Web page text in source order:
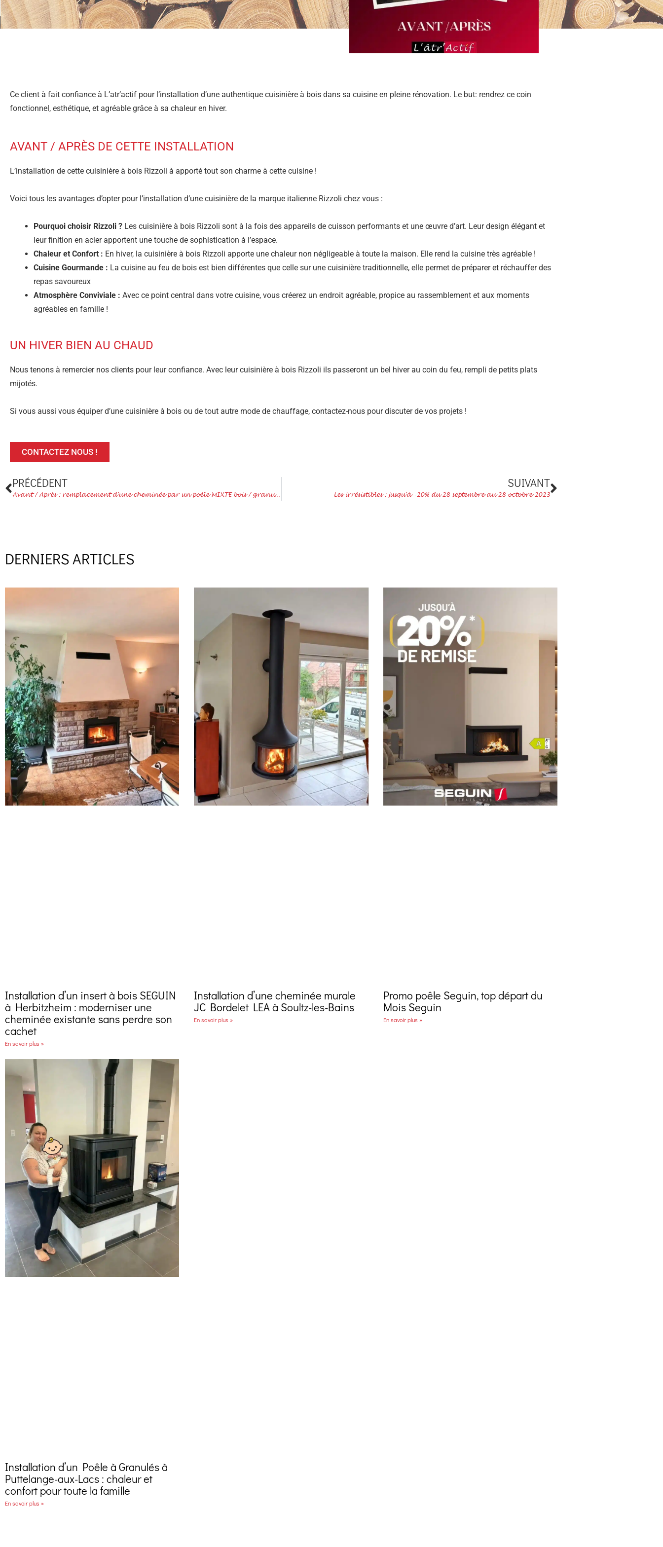
Ce client à fait confiance à L’atr’actif pour l’installation d’une authentique cuisinière à bois dans sa cuisine en pleine rénovation. Le but: rendrez ce coin
fonctionnel, esthétique, et agréable grâce à sa chaleur en hiver.
AVANT / APRÈS DE CETTE INSTALLATION
L’installation de cette cuisinière à bois Rizzoli à apporté tout son charme à cette cuisine !
Voici tous les avantages d’opter pour l’installation d’une cuisinière de la marque italienne Rizzoli chez vous :
Pourquoi choisir Rizzoli ? Les cuisinière à bois Rizzoli sont à la fois des appareils de cuisson performants et une œuvre d’art. Leur design élégant et
leur finition en acier apportent une touche de sophistication à l’espace.
Chaleur et Confort : En hiver, la cuisinière à bois Rizzoli apporte une chaleur non négligeable à toute la maison. Elle rend la cuisine très agréable !
Cuisine Gourmande : La cuisine au feu de bois est bien différentes que celle sur une cuisinière traditionnelle, elle permet de préparer et réchauffer des
repas savoureux
Atmosphère Conviviale : Avec ce point central dans votre cuisine, vous créerez un endroit agréable, propice au rassemblement et aux moments
agréables en famille !
UN HIVER BIEN AU CHAUD
Nous tenons à remercier nos clients pour leur confiance. Avec leur cuisinière à bois Rizzoli ils passeront un bel hiver au coin du feu, rempli de petits plats
mijotés.
Si vous aussi vous équiper d’une cuisinière à bois ou de tout autre mode de chauffage, contactez-nous pour discuter de vos projets !
CONTACTEZ NOUS !
Précédent
PRÉCÉDENT
Avant / Après : remplacement d’une cheminée par un poêle MIXTE bois / granulés
SUIVANT
Les irrésistibles : jusqu’à -20% du 28 septembre au 28 octobre 2023
Suivant
DERNIERS ARTICLES
Installation d’un insert à bois SEGUIN
à Herbitzheim : moderniser une
cheminée existante sans perdre son
cachet
En savoir plus »
Installation d’une cheminée murale
JC Bordelet LEA à Soultz-les-Bains
En savoir plus »
Promo poêle Seguin, top départ du
Mois Seguin
En savoir plus »
Installation d’un Poêle à Granulés à
Puttelange-aux-Lacs : chaleur et
confort pour toute la famille
En savoir plus »